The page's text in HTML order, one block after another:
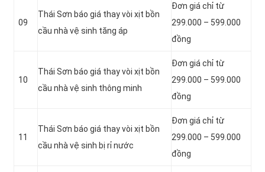
09
Thái Sơn báo giá thay vòi xịt bồn
cầu nhà vệ sinh tăng áp
Đơn giá chỉ từ
299.000 – 599.000
đồng
10
Thái Sơn báo giá thay vòi xịt bồn
cầu nhà vệ sinh thông minh
Đơn giá chỉ từ
299.000 – 599.000
đồng
11
Thái Sơn báo giá thay vòi xịt bồn
cầu nhà vệ sinh bị rỉ nước
Đơn giá chỉ từ
299.000 – 599.000
đồng